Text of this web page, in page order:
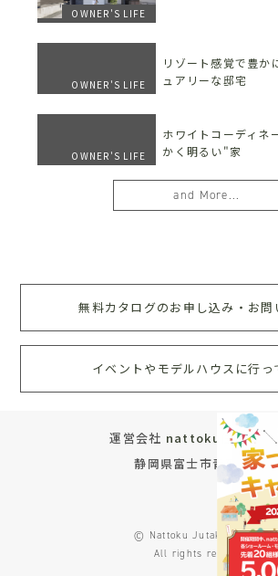
OWNER'S LIFE
OWNER'S LIFE
リゾート感覚で豊か
ュアリーな邸宅
OWNER'S LIFE
ホワイトコーディネ
かく明るい"家
and More...
無料カタログのお申し込み・お問
イベントやモデルハウスに行っ
運営会社 nattoku住宅株式
静岡県富士市青葉町572
© Nattoku Jutaku Co., Ltd.
All rights reserved.